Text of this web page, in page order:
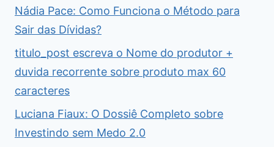
Nádia Pace: Como Funciona o Método para
Sair das Dívidas?
titulo_post escreva o Nome do produtor +
duvida recorrente sobre produto max 60
caracteres
Luciana Fiaux: O Dossiê Completo sobre
Investindo sem Medo 2.0